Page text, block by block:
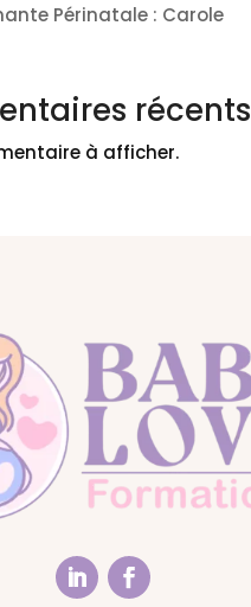
Périnatale : Carole
récents
à afficher.